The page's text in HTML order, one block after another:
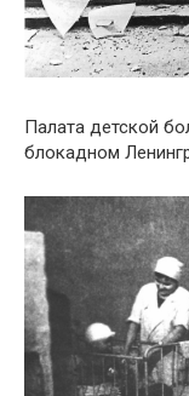
Палата детской
блокадном